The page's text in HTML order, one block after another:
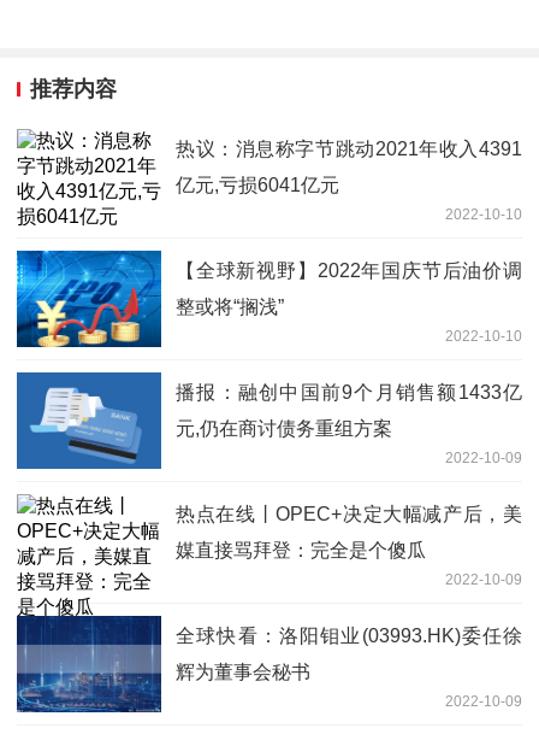
推荐内容
热议：消息称字节跳动2021年收入4391
亿元,亏损6041亿元
2022-10-10
【全球新视野】2022年国庆节后油价调
整或将“搁浅”
2022-10-10
播报：融创中国前9个月销售额1433亿
元,仍在商讨债务重组方案
2022-10-09
热点在线丨OPEC+决定大幅减产后，美
媒直接骂拜登：完全是个傻瓜
2022-10-09
全球快看：洛阳钼业(03993.HK)委任徐
辉为董事会秘书
2022-10-09